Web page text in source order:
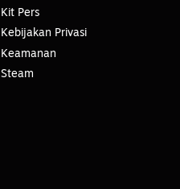
Kit Pers
Kebijakan Privasi
Keamanan
Steam